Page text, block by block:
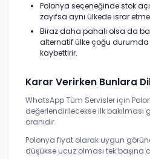
Polonya seçeneğinde stok
zayıfsa aynı ülkede ısrar
Biraz daha pahalı olsa da
alternatif ülke çoğu
kaybettirir.
Karar Verirken Bunlara
WhatsApp Tüm Servisler için
değerlendirilecekse ilk bakılması
oranıdır.
Polonya fiyat olarak uygun
düşükse ucuz olması tek başına